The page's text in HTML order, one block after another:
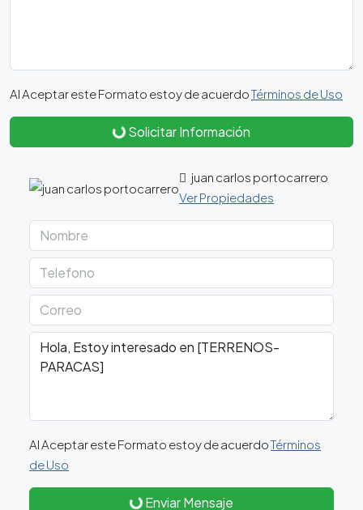
Al Aceptar este Formato estoy de acuerdoTérminos de Uso
Solicitar Información
juan carlos portocarrero
Ver Propiedades
Al Aceptar este Formato estoy de acuerdoTérminos
de Uso
Enviar Mensaje